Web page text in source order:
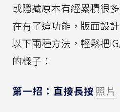
或隱藏原本有經累積很
在有了這功能，版面設
以下兩種方法，輕鬆把
的樣子：
第一招：直接長按照片